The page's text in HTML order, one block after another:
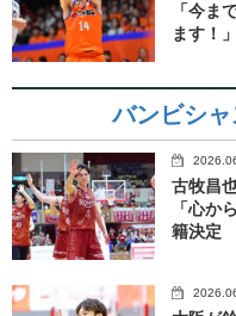
「今ま
ます！」
バンビシャ
古牧昌
「心か
籍決定